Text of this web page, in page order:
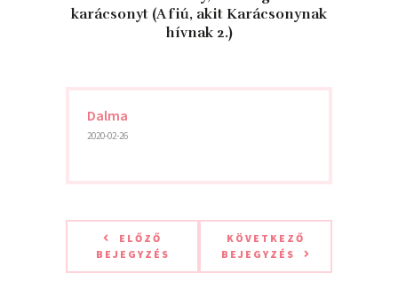
karácsonyt (A fiú, akit Karácsonynak
hívnak 2.)
Dalma
2020-02-26
ELŐZŐ
BEJEGYZÉS
KÖVETKEZŐ
BEJEGYZÉS